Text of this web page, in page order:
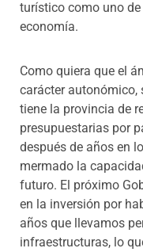
turístico como uno
economía.
Como quiera que el
carácter autonómico,
tiene la provincia de
presupuestarias por
después de años en
mermado la
futuro. El próximo
en la inversión por
años que llevamos
infraestructuras, lo